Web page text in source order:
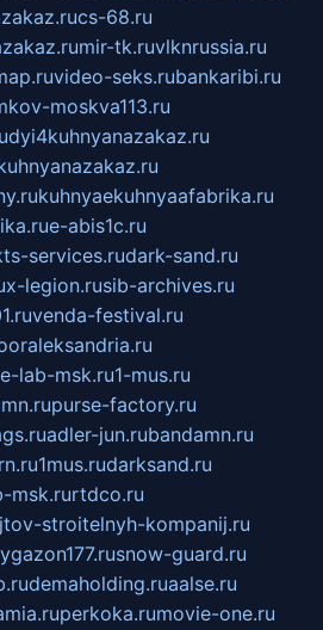
cs-68.ru
mir-tk.ruvlknrussia.ru
video-seks.rubankaribi.ru
moskva113.ru
kuhnyaekuhnyaafabrika.ru
e-abis1c.ru
services.rudark-sand.ru
x-legion.rusib-archives.ru
venda-festival.ru
lab-msk.ru1-mus.ru
purse-factory.ru
adler-jun.rubandamn.ru
1mus.rudarksand.ru
msk.rurtdco.ru
stroitelnyh-kompanij.ru
snow-guard.ru
demaholding.ruaalse.ru
perkoka.rumovie-one.ru